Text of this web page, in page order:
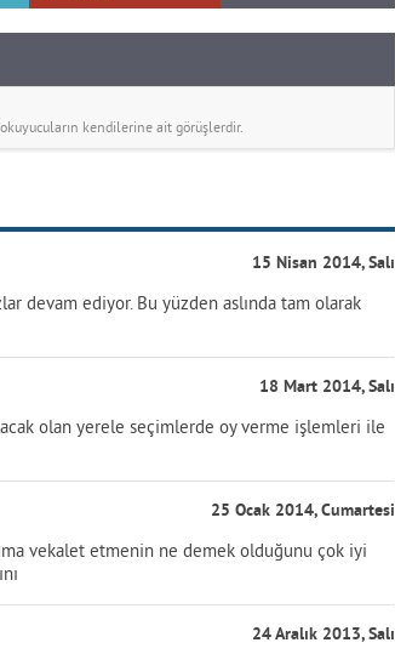
kendilerine ait görüşlerdir.
15 Nisan 2014, Salı
devam ediyor. Bu yüzden aslında tam olarak
18 Mart 2014, Salı
olan yerele seçimlerde oy verme işlemleri ile
25 Ocak 2014, Cumartesi
vekalet etmenin ne demek olduğunu çok iyi
24 Aralık 2013, Salı